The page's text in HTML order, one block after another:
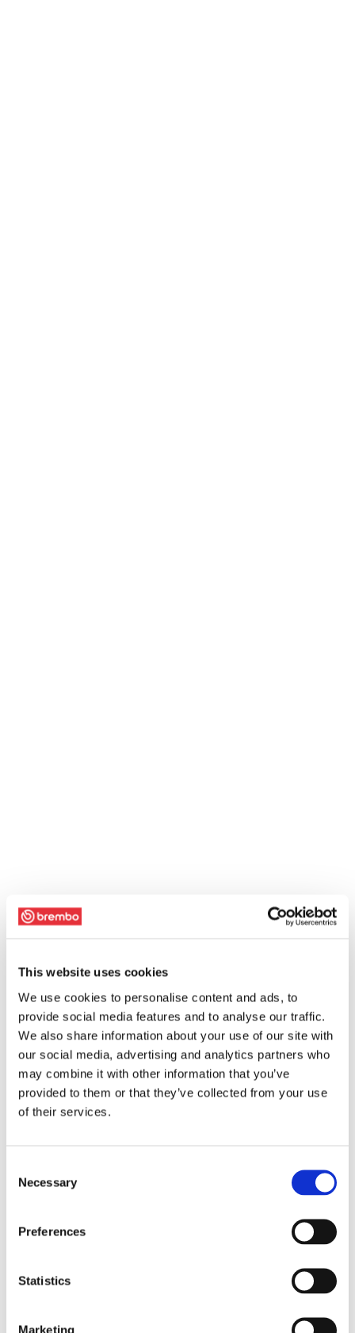
This website uses cookies
We use cookies to personalise content and ads, to
provide social media features and to analyse our traffic.
We also share information about your use of our site with
our social media, advertising and analytics partners who
may combine it with other information that you’ve
provided to them or that they’ve collected from your use
of their services.
Selection
Necessary
Preferences
Statistics
Marketing